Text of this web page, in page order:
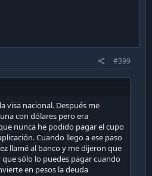
#399
visa nacional. Después me
con dólares pero era
nunca he podido pagar el cupo
Cuando llego a ese paso
llamé al banco y me dijeron que
sólo lo puedes pagar cuando
en pesos la deuda